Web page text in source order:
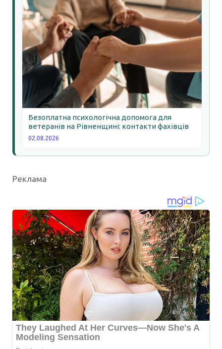
Безоплатна психологічна допомога для
ветеранів на Рівненщині: контакти фахівців
02.08.2026
Реклама